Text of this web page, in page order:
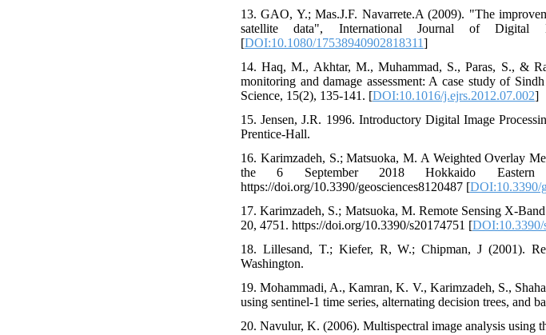
13. GAO, Y.; Mas.J.F. Navarrete.A (2009). "The
satellite data", International Journal of
[DOI:10.1080/17538940902818311]
14. Haq, M., Akhtar, M., Muhammad, S., Paras, S., &
monitoring and damage assessment: A case study of
Science, 15(2), 135-141. [DOI:10.1016/j.ejrs.2012.07.002]
15. Jensen, J.R. 1996. Introductory Digital Image
Prentice-Hall.
16. Karimzadeh, S.; Matsuoka, M. A Weighted Overlay
the 6 September 2018 Hokkaido
https://doi.org/10.3390/geosciences8120487 [DOI:10.3390/
17. Karimzadeh, S.; Matsuoka, M. Remote Sensing X-
20, 4751. https://doi.org/10.3390/s20174751 [DOI:10.3390/
18. Lillesand, T.; Kiefer, R, W.; Chipman, J (2001).
Washington.
19. Mohammadi, A., Kamran, K. V., Karimzadeh, S.,
using sentinel-1 time series, alternating decision trees, and
20. Navulur, K. (2006). Multispectral image analysis using